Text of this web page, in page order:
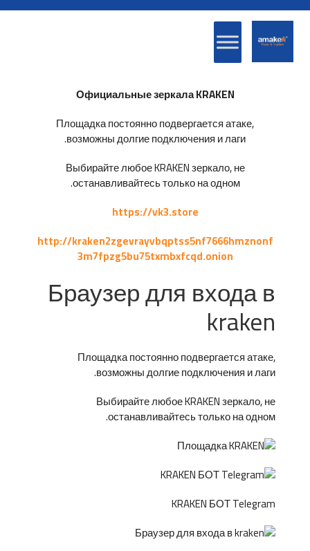
Официальные зеркала KRAKEN
Площадка постоянно подвергается атаке,
возможны долгие подключения и лаги.
Выбирайте любое KRAKEN зеркало, не
останавливайтесь только на одном.
https://vk3.store
http://kraken2zgevrayvbqptss5nf7666hmznonf
3m7fpzg5bu75txmbxfcqd.onion
Браузер для входа в
kraken
Площадка постоянно подвергается атаке,
возможны долгие подключения и лаги.
Выбирайте любое KRAKEN зеркало, не
останавливайтесь только на одном.
KRAKEN БОТ Telegram